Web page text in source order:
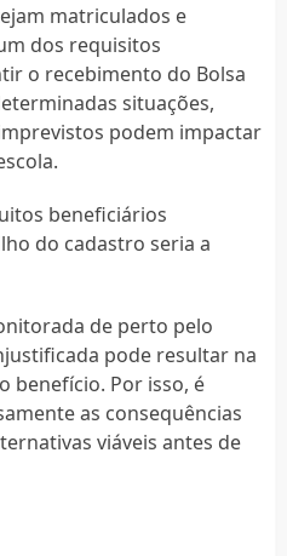
matriculados e
dos requisitos
o recebimento do Bolsa
situações,
podem impactar
beneficiários
do cadastro seria a
de perto pelo
pode resultar na
benefício. Por isso, é
as consequências
viáveis antes de